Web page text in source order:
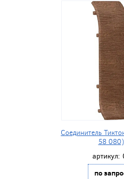
Соединитель
58 080)
артикул:
по